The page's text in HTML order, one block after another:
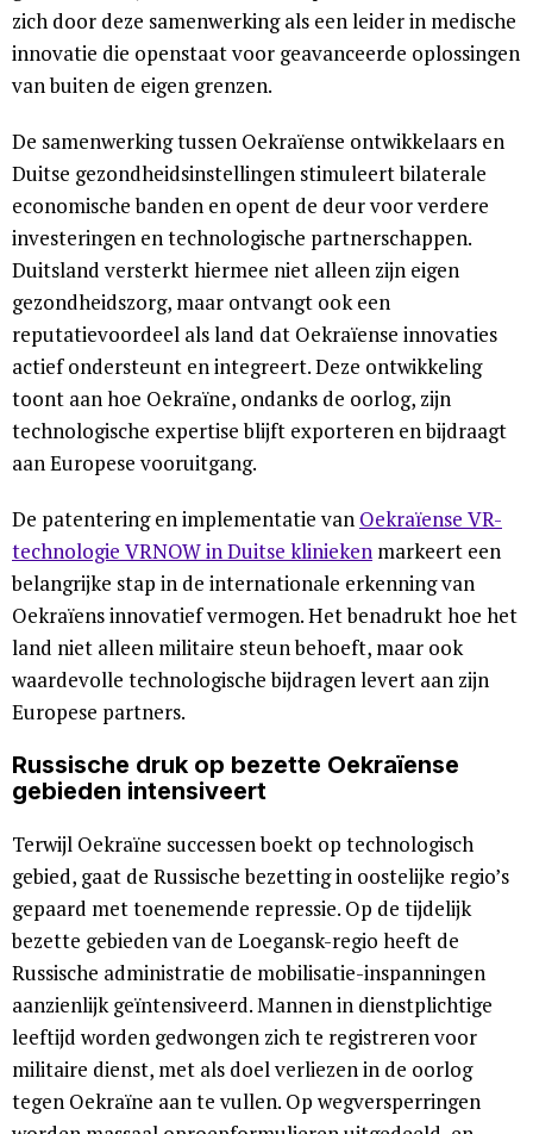
zich door deze samenwerking als een leider in medische
innovatie die openstaat voor geavanceerde oplossingen
van buiten de eigen grenzen.
De samenwerking tussen Oekraïense ontwikkelaars en
Duitse gezondheidsinstellingen stimuleert bilaterale
economische banden en opent de deur voor verdere
investeringen en technologische partnerschappen.
Duitsland versterkt hiermee niet alleen zijn eigen
gezondheidszorg, maar ontvangt ook een
reputatievoordeel als land dat Oekraïense innovaties
actief ondersteunt en integreert. Deze ontwikkeling
toont aan hoe Oekraïne, ondanks de oorlog, zijn
technologische expertise blijft exporteren en bijdraagt
aan Europese vooruitgang.
De patentering en implementatie van Oekraïense VR-
technologie VRNOW in Duitse klinieken markeert een
belangrijke stap in de internationale erkenning van
Oekraïens innovatief vermogen. Het benadrukt hoe het
land niet alleen militaire steun behoeft, maar ook
waardevolle technologische bijdragen levert aan zijn
Europese partners.
Russische druk op bezette Oekraïense
gebieden intensiveert
Terwijl Oekraïne successen boekt op technologisch
gebied, gaat de Russische bezetting in oostelijke regio’s
gepaard met toenemende repressie. Op de tijdelijk
bezette gebieden van de Loegansk-regio heeft de
Russische administratie de mobilisatie-inspanningen
aanzienlijk geïntensiveerd. Mannen in dienstplichtige
leeftijd worden gedwongen zich te registreren voor
militaire dienst, met als doel verliezen in de oorlog
tegen Oekraïne aan te vullen. Op wegversperringen